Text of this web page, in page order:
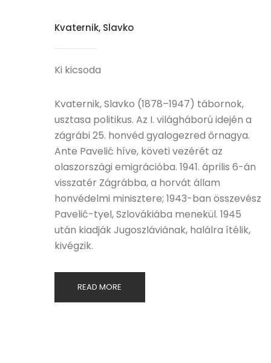
Kvaternik, Slavko
Ki kicsoda
Kvaternik, Slavko (1878–1947) tábornok,
usztasa politikus. Az I. világháború idején a
zágrábi 25. honvéd gyalogezred őrnagya.
Ante Pavelić híve, követi vezérét az
olaszországi emigrációba. 1941. április 6-án
visszatér Zágrábba, a horvát állam
honvédelmi minisztere; 1943-ban összevész
Pavelić-tyel, Szlovákiába menekül. 1945
után kiadják Jugoszláviának, halálra ítélik,
kivégzik.
READ MORE